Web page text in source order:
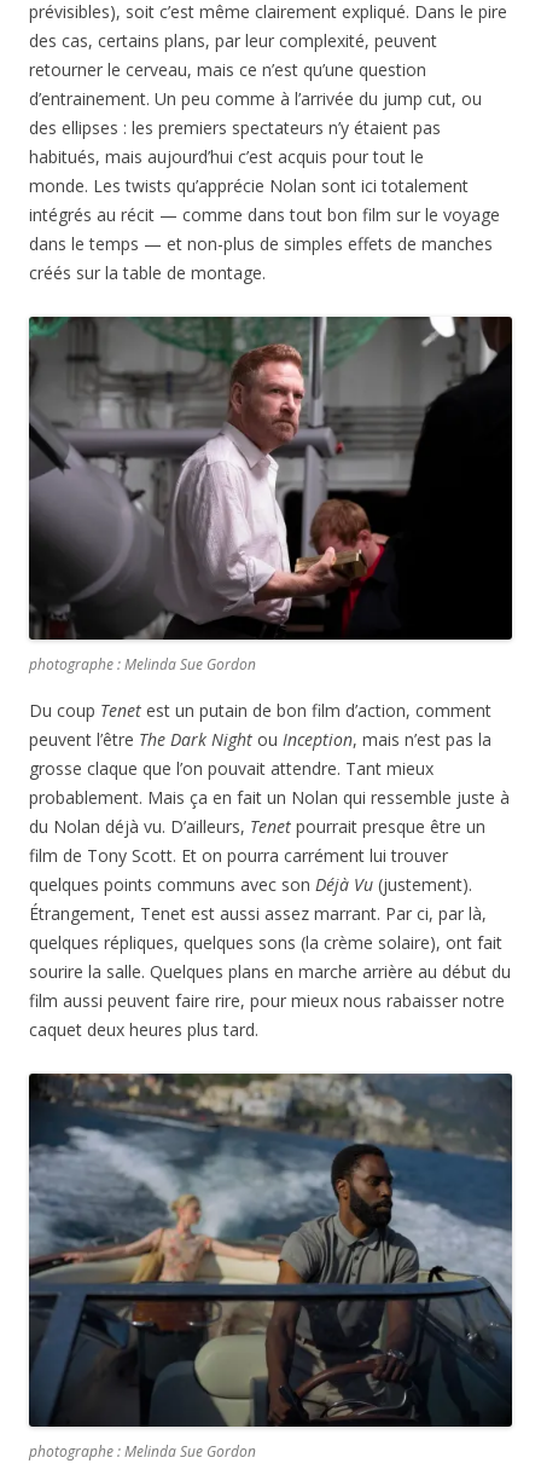
prévisibles), soit c’est même clairement expliqué. Dans le pire
des cas, certains plans, par leur complexité, peuvent
retourner le cerveau, mais ce n’est qu’une question
d’entrainement. Un peu comme à l’arrivée du jump cut, ou
des ellipses : les premiers spectateurs n’y étaient pas
habitués, mais aujourd’hui c’est acquis pour tout le
monde. Les twists qu’apprécie Nolan sont ici totalement
intégrés au récit — comme dans tout bon film sur le voyage
dans le temps — et non-plus de simples effets de manches
créés sur la table de montage.
photographe : Melinda Sue Gordon
Du coup Tenet est un putain de bon film d’action, comment
peuvent l’être The Dark Night ou Inception, mais n’est pas la
grosse claque que l’on pouvait attendre. Tant mieux
probablement. Mais ça en fait un Nolan qui ressemble juste à
du Nolan déjà vu. D’ailleurs, Tenet pourrait presque être un
film de Tony Scott. Et on pourra carrément lui trouver
quelques points communs avec son Déjà Vu (justement).
Étrangement, Tenet est aussi assez marrant. Par ci, par là,
quelques répliques, quelques sons (la crème solaire), ont fait
sourire la salle. Quelques plans en marche arrière au début du
film aussi peuvent faire rire, pour mieux nous rabaisser notre
caquet deux heures plus tard.
photographe : Melinda Sue Gordon